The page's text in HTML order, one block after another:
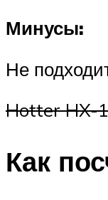
Минусы:
Не
Hotter HX-
Как